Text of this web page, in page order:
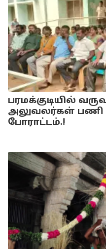
பரமக்குடியில்
அலுவலர்கள் பணி
போராட்டம்.!